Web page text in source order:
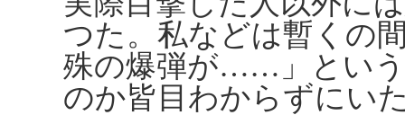
つた。私などは暫くの
殊の爆弾が……」とい
のか皆目わからずにい